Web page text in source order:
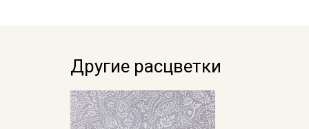
Другие расцветки